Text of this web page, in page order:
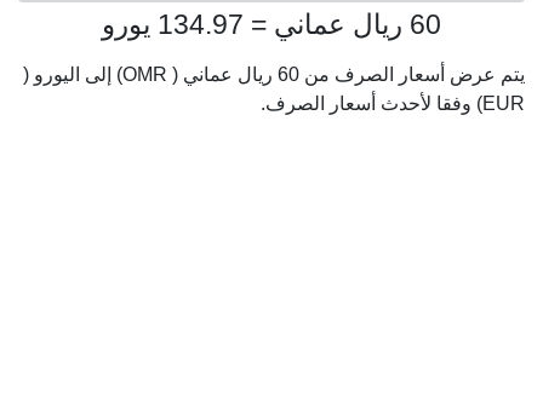
60 ريال عماني = 134.97 يورو
يتم عرض أسعار الصرف من 60 ريال عماني ( OMR) إلى اليورو (
EUR) وفقا لأحدث أسعار الصرف.